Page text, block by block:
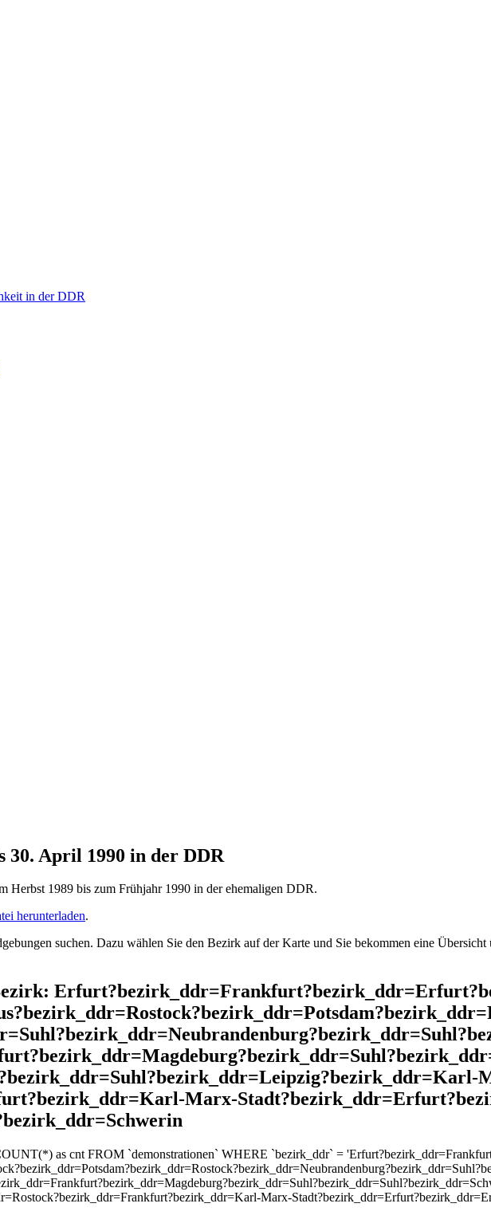
in der DDR
30. April 1990 in der DDR
Herbst 1989 bis zum Frühjahr 1990 in der ehemaligen DDR.
herunterladen.
suchen. Dazu wählen Sie den Bezirk auf der Karte und Sie bekommen eine
Marx-
as cnt FROM `demonstrationen` WHERE `bezirk_ddr` =
Marx-